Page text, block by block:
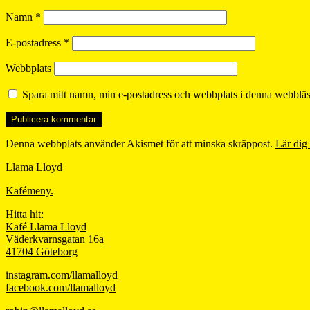
Namn *
E-postadress *
Webbplats
Spara mitt namn, min e-postadress och webbplats i denna
Denna webbplats använder Akismet för att minska skräppost. Lär dig
Llama Lloyd
Kafémeny.
Hitta hit:
Kafé Llama Lloyd
Väderkvarnsgatan 16a
41704 Göteborg
instagram.com/llamalloyd
facebook.com/llamalloyd